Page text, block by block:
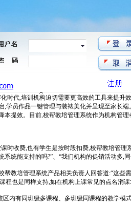
时代,培训机构迫切需要更高效的工具来提
,学员作品一键管理与装裱美化并呈现至家长
本提效。目前,校帮教培管理系统作为机构管
时收费,也有学生是按时段扣费,校帮教培管
系统能支持的吗?”、“我们机构的促销活动多,
帮教培管理系统产品相关负责人回答道:“这
程也是同样支持,如在机构上课常见的点名消
区内有同班级多课程、多班级同课程的教学